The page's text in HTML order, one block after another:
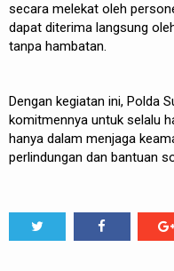
secara melekat oleh
dapat diterima langsung
tanpa hambatan.
Dengan kegiatan ini, Polda
komitmennya untuk selalu
hanya dalam menjaga
perlindungan dan bantuan